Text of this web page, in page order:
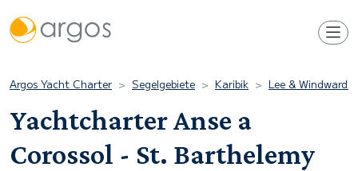
Argos Yacht Charter Segelgebiete Karibik Lee & Windward
Yachtcharter Anse a
Corossol - St. Barthelemy